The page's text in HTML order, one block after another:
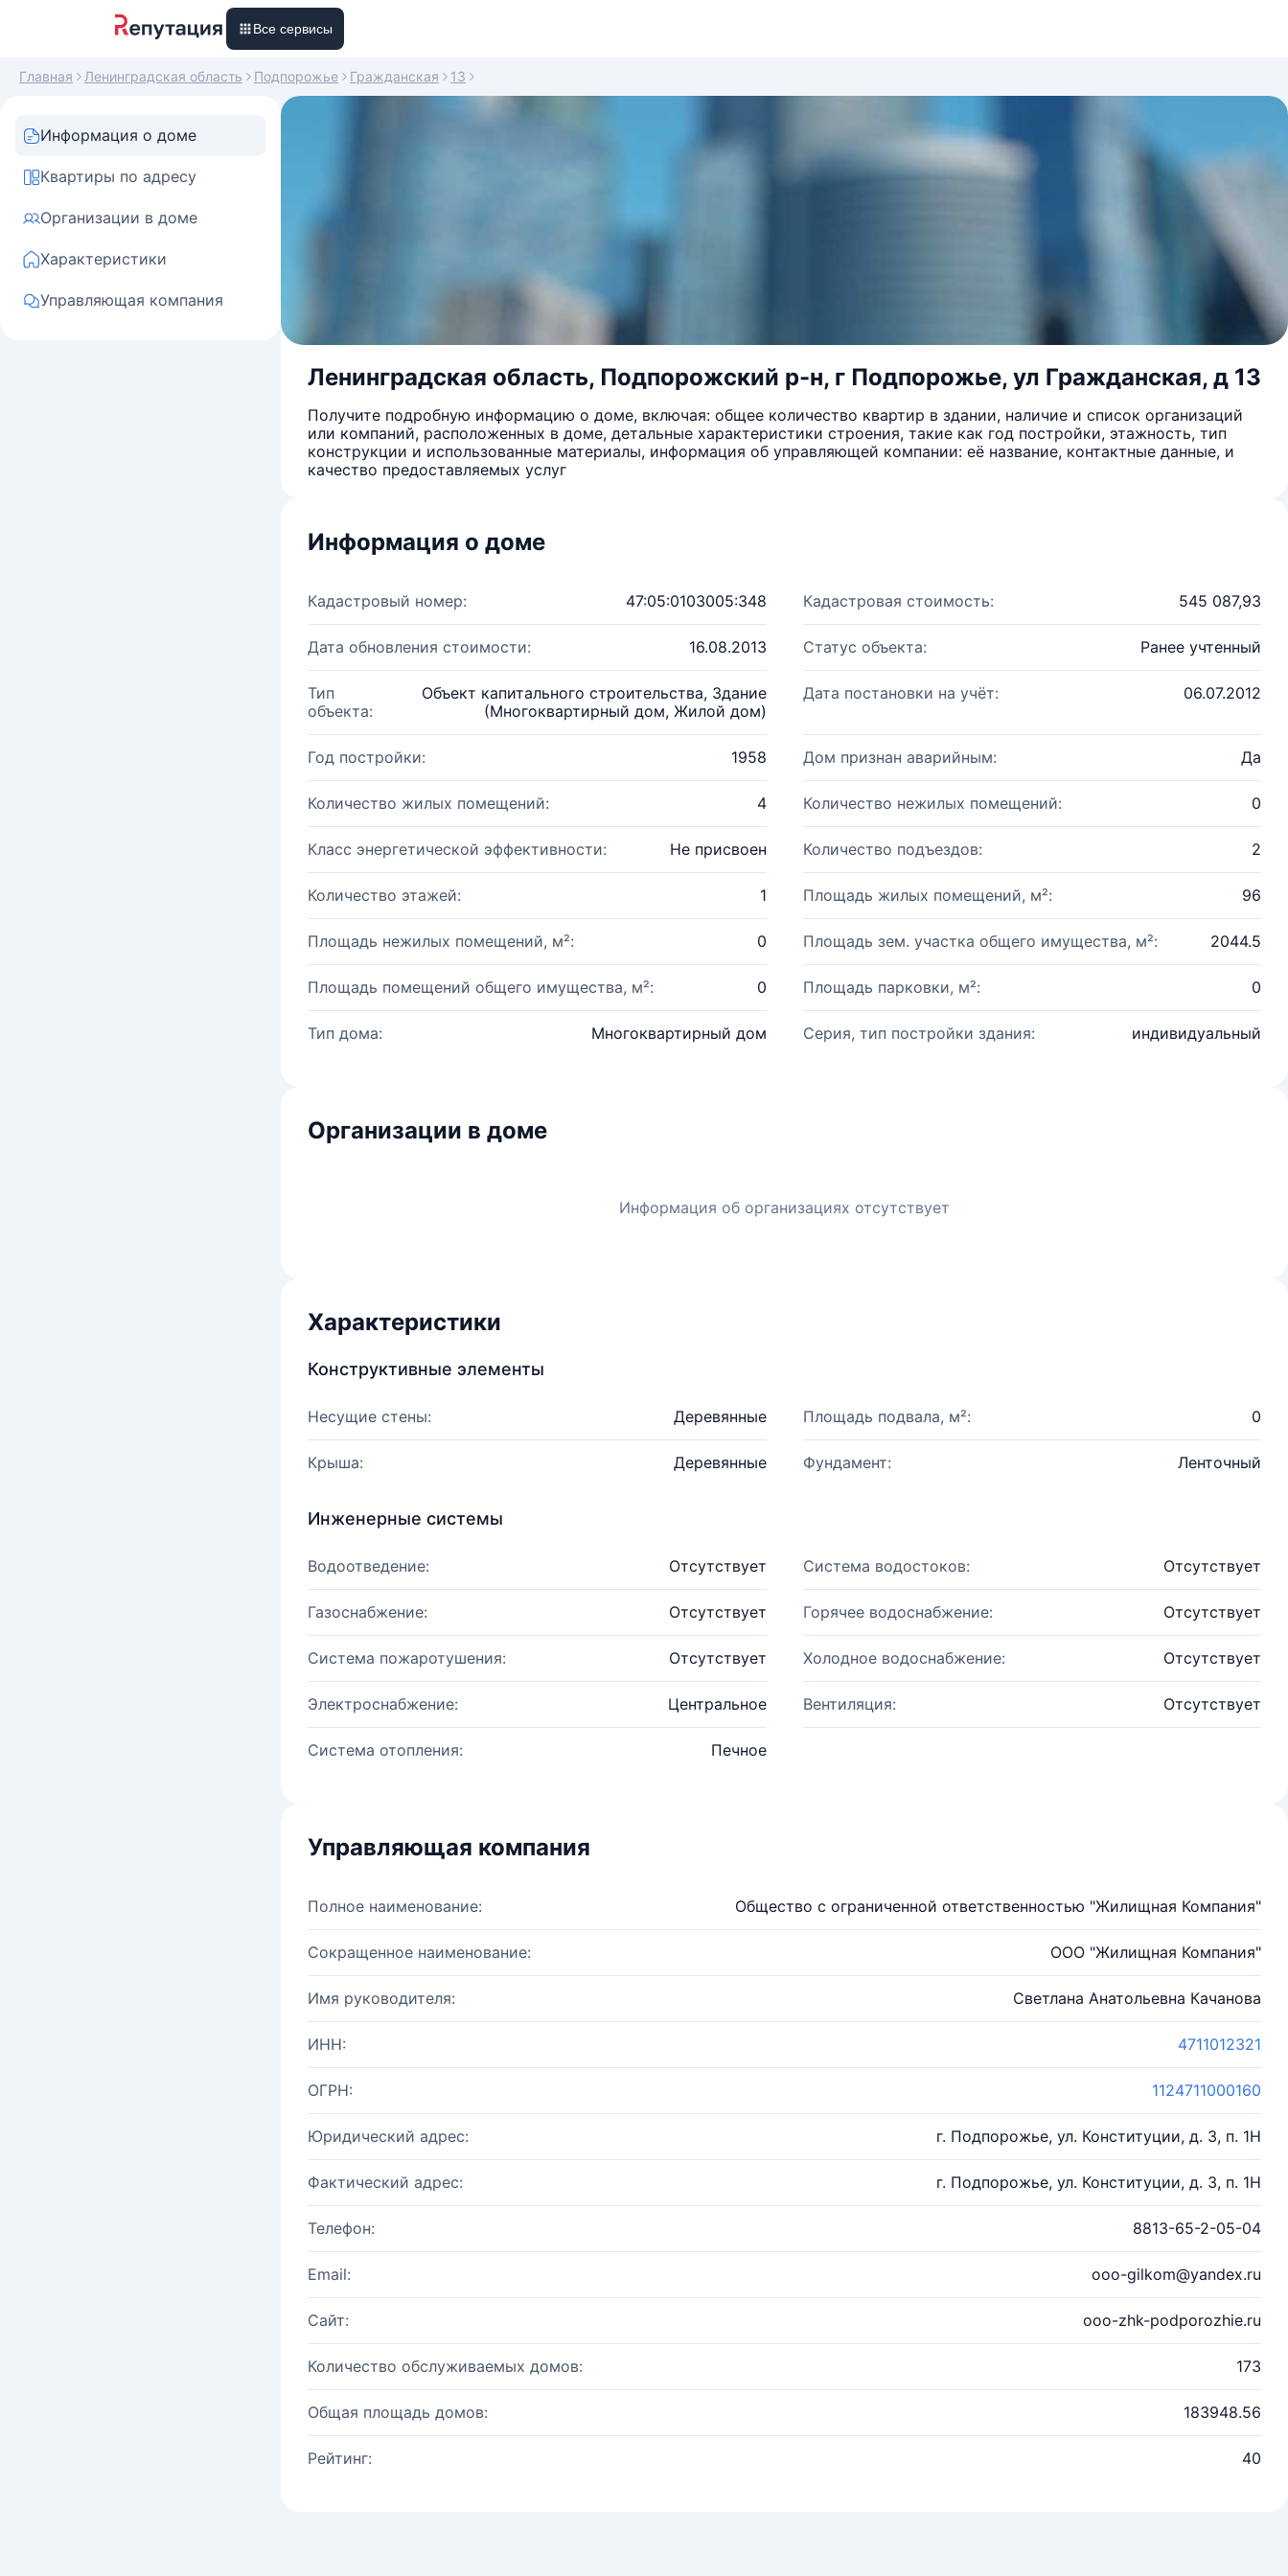
Все сервисы
Главная Ленинградская область Подпорожье Гражданская 13
Информация о доме
Квартиры по адресу
Организации в доме
Характеристики
Управляющая компания
Ленинградская область, Подпорожский р-н, г Подпорожье, ул Гражданская, д 13
Получите подробную информацию о доме, включая: общее количество квартир в здании, наличие и список организаций
или компаний, расположенных в доме, детальные характеристики строения, такие как год постройки, этажность, тип
конструкции и использованные материалы, информация об управляющей компании: её название, контактные данные, и
качество предоставляемых услуг
Информация о доме
Кадастровый номер: 47:05:0103005:348 Кадастровая стоимость: 545 087,93
Дата обновления стоимости: 16.08.2013 Статус объекта: Ранее учтенный
Тип
объекта:
Объект капитального строительства, Здание
(Многоквартирный дом, Жилой дом)
Дата постановки на учёт: 06.07.2012
Год постройки: 1958 Дом признан аварийным: Да
Количество жилых помещений: 4 Количество нежилых помещений: 0
Класс энергетической эффективности: Не присвоен Количество подъездов: 2
Количество этажей: 1 Площадь жилых помещений, м²: 96
Площадь нежилых помещений, м²: 0 Площадь зем. участка общего имущества, м²: 2044.5
Площадь помещений общего имущества, м²: 0 Площадь парковки, м²: 0
Тип дома: Многоквартирный дом Серия, тип постройки здания: индивидуальный
Организации в доме
Информация об организациях отсутствует
Характеристики
Конструктивные элементы
Несущие стены: Деревянные Площадь подвала, м²: 0
Крыша: Деревянные Фундамент: Ленточный
Инженерные системы
Водоотведение: Отсутствует Система водостоков: Отсутствует
Газоснабжение: Отсутствует Горячее водоснабжение: Отсутствует
Система пожаротушения: Отсутствует Холодное водоснабжение: Отсутствует
Электроснабжение: Центральное Вентиляция: Отсутствует
Система отопления: Печное
Управляющая компания
Полное наименование: Общество с ограниченной ответственностью "Жилищная Компания"
Сокращенное наименование: ООО "Жилищная Компания"
Имя руководителя: Светлана Анатольевна Качанова
ИНН: 4711012321
ОГРН: 1124711000160
Юридический адрес: г. Подпорожье, ул. Конституции, д. 3, п. 1Н
Фактический адрес: г. Подпорожье, ул. Конституции, д. 3, п. 1Н
Телефон: 8813-65-2-05-04
Email: ooo-gilkom@yandex.ru
Сайт: ooo-zhk-podporozhie.ru
Количество обслуживаемых домов: 173
Общая площадь домов: 183948.56
Рейтинг: 40